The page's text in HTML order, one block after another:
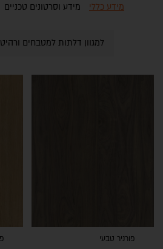
מידע כללי מידע וסרטונים טכניים
למגוון דלתות למטבחים
פורניר טבעי